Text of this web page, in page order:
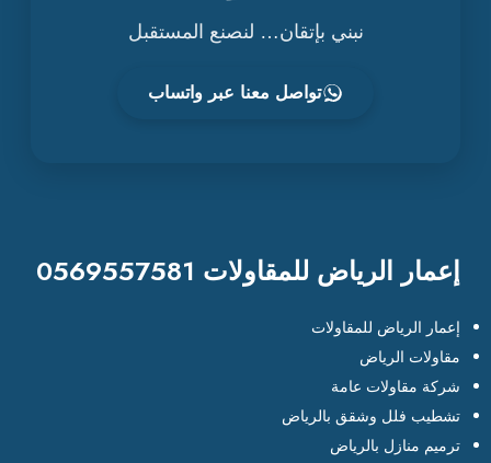
نبني بإتقان… لنصنع المستقبل
تواصل معنا عبر واتساب
إعمار الرياض للمقاولات 0569557581
إعمار الرياض للمقاولات
مقاولات الرياض
شركة مقاولات عامة
تشطيب فلل وشقق بالرياض
ترميم منازل بالرياض